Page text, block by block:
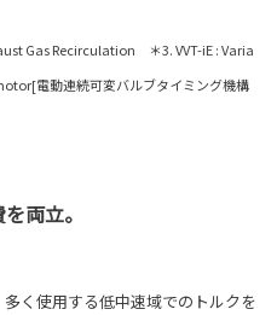
Gas Recirculation ＊3. VVT-iE : Varia
電動連続可変バルブタイミング機構
両立。
く使用する低中速域でのトルクを